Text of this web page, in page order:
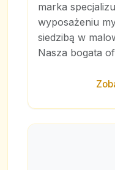
marka
wyposażeniu
siedzibą w
Nasza bogata